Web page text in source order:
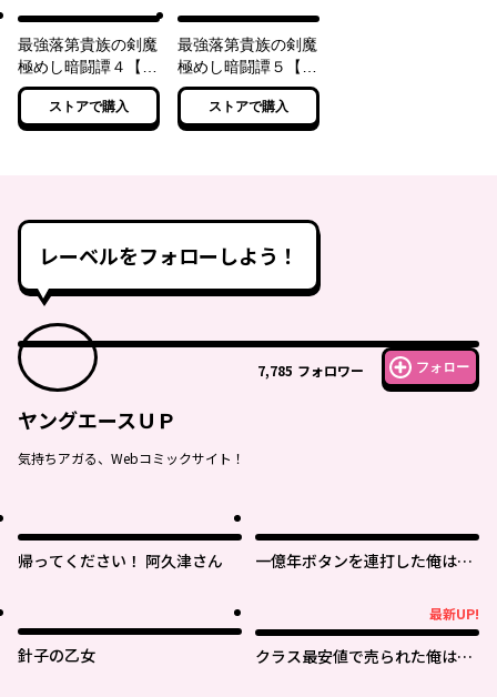
最強落第貴族の剣魔
極めし暗闘譚４【電
子特別版】
ストアで購入
最強落第貴族の剣魔
極めし暗闘譚５【電
子特別版】
ストアで購入
レーベルをフォローしよう！
7,785 フォロワー フォロー
ヤングエースＵＰ
気持ちアガる、Webコミックサイト！
帰ってください！ 阿久津さん
一億年ボタンを連打した俺は、
針子の乙女
最新UP!
クラス最安値で売られた俺は、